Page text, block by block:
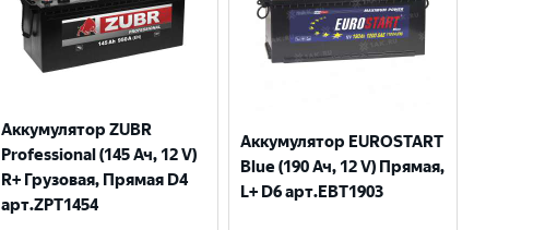
Аккумулятор ZUBR
Professional (145 Ач, 12 V)
R+ Грузовая, Прямая D4
арт.ZPT1454
Аккумулятор EUROSTART
Blue (190 Ач, 12 V) Прямая,
L+ D6 арт.EBT1903